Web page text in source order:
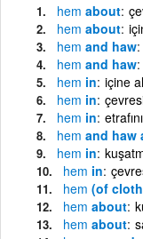
hem about
hem about
hem and haw
hem and haw
hem in içine
hem in
hem in
hem and haw
hem in
hem in
hem (of
hem about
hem about